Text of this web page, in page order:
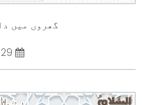
گھروں میں